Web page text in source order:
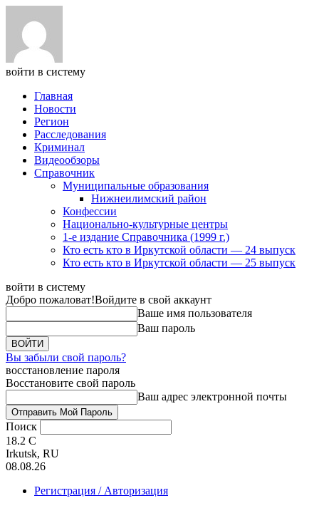
войти в систему
Главная
Новости
Регион
Расследования
Криминал
Видеообзоры
Справочник
Муниципальные образования
Нижнеилимский район
Конфессии
Национально-культурные центры
1-е издание Справочника (1999 г.)
Кто есть кто в Иркутской области — 24 выпуск
Кто есть кто в Иркутской области — 25 выпуск
войти в систему
Добро пожаловат!Войдите в свой аккаунт
Ваше имя пользователя
Ваш пароль
Вы забыли свой пароль?
восстановление пароля
Восстановите свой пароль
Ваш адрес электронной почты
Поиск
18.2 C
Irkutsk, RU
08.08.26
Регистрация / Авторизация